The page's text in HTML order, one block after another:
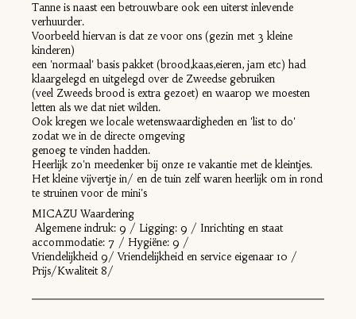
Tanne is naast een betrouwbare ook een uiterst inlevende
verhuurder.
Voorbeeld hiervan is dat ze voor ons (gezin met 3 kleine
kinderen)
een 'normaal' basis pakket (brood,kaas,eieren, jam etc) had
klaargelegd en uitgelegd over de Zweedse gebruiken
(veel Zweeds brood is extra gezoet) en waarop we moesten
letten als we dat niet wilden.
Ook kregen we locale wetenswaardigheden en 'list to do'
zodat we in de directe omgeving
genoeg te vinden hadden.
Heerlijk zo'n meedenker bij onze 1e vakantie met de kleintjes.
Het kleine vijvertje in/ en de tuin zelf waren heerlijk om in rond
te struinen voor de mini's
MICAZU Waardering
Algemene indruk: 9 / Ligging: 9 / Inrichting en staat
accommodatie: 7 / Hygiëne: 9 /
Vriendelijkheid 9/ Vriendelijkheid en service eigenaar 10 /
Prijs/Kwaliteit 8/